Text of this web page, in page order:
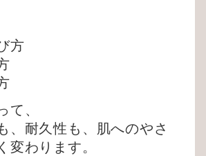
方
て、
、耐久性も、肌へのやさ
変わります。